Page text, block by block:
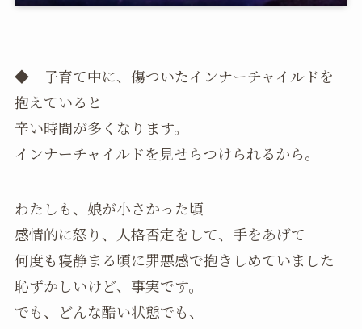
◆ 子育て中に、傷ついたインナーチャイルドを
抱えていると
辛い時間が多くなります。
インナーチャイルドを見せらつけられるから。
わたしも、娘が小さかった頃
感情的に怒り、人格否定をして、手をあげて
何度も寝静まる頃に罪悪感で抱きしめていました
恥ずかしいけど、事実です。
でも、どんな酷い状態でも、